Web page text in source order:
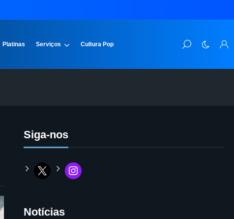
Platinas Serviços Cultura Pop
Siga-nos
Notícias